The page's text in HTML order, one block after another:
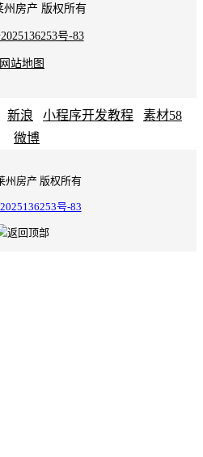
州房产 版权所有
号-83
网站地图
新浪 小程序开发教程
素材58
微博
州房产 版权所有
号-83